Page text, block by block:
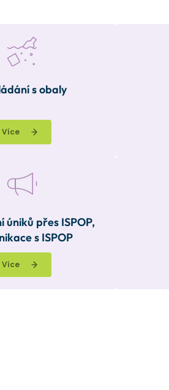
s obaly
Více
úniků přes ISPOP,
s ISPOP
Více